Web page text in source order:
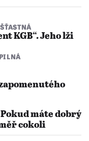
KGB“. Jeho lži
máte dobrý
cokoli